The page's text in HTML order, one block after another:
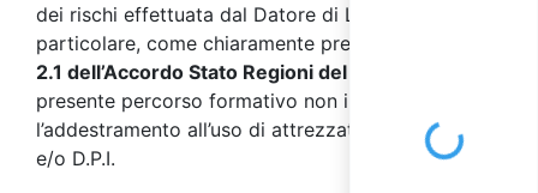
dei rischi effettuata dal Datore di Lavoro. In
particolare, come chiaramente precisato dal
2.1 dell’Accordo Stato Regioni del 17/04/2025
presente percorso formativo non include
l’addestramento all’uso di attrezzature di lavoro
e/o D.P.I.
Loading...